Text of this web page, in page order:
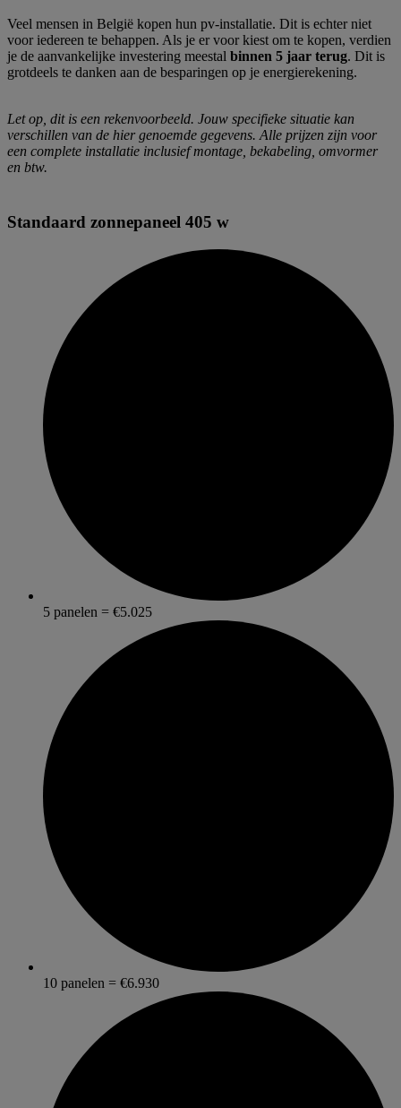
Veel mensen in België kopen hun pv-installatie. Dit is echter niet
voor iedereen te behappen. Als je er voor kiest om te kopen, verdien
je de aanvankelijke investering meestal binnen 5 jaar terug. Dit is
grotdeels te danken aan de besparingen op je energierekening.
Let op, dit is een rekenvoorbeeld. Jouw specifieke situatie kan
verschillen van de hier genoemde gegevens. Alle prijzen zijn voor
een complete installatie inclusief montage, bekabeling, omvormer
en btw.
Standaard zonnepaneel 405 w
5 panelen = €5.025
10 panelen = €6.930